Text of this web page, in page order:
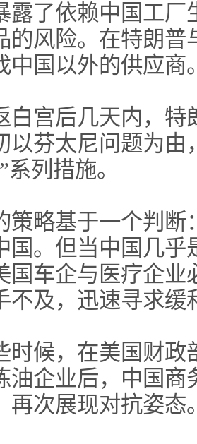
露了依赖中国工
的风险。在特朗
中国以外的供应商
白宫后几天内，
以芬太尼问题为
系列措施。
策略基于一个判
国。但当中国几
国车企与医疗企
不及，迅速寻求缓
时候，在美国财
油企业后，中国
再次展现对抗姿态